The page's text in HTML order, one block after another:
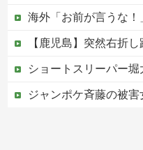
海外「お前が言うな！」FIFA会長を批
【鹿児島】突然右折し路面電車と衝
ショートスリーパー
ジャンポケ斉藤の被害女性「バウムクーヘン売